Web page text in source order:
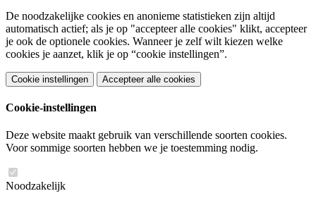
De noodzakelijke cookies en anonieme statistieken zijn altijd
automatisch actief; als je op "accepteer alle cookies" klikt, accepteer
je ook de optionele cookies. Wanneer je zelf wilt kiezen welke
cookies je aanzet, klik je op “cookie instellingen”.
Cookie instellingen Accepteer alle cookies
Cookie-instellingen
Deze website maakt gebruik van verschillende soorten cookies.
Voor sommige soorten hebben we je toestemming nodig.
Noodzakelijk